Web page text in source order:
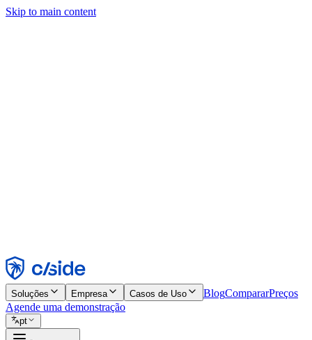
Skip to main content
Rejeitar
Soluções Empresa Casos de Uso BlogCompararPreços
Agende uma demonstração
pt